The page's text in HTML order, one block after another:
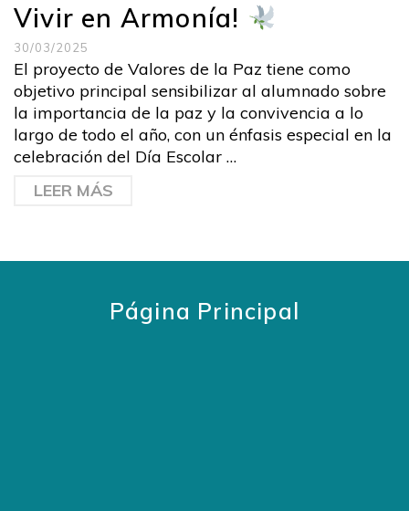
Vivir en Armonía!
30/03/2025
El proyecto de Valores de la Paz tiene como
objetivo principal sensibilizar al alumnado sobre
la importancia de la paz y la convivencia a lo
largo de todo el año, con un énfasis especial en la
celebración del Día Escolar …
LEER MÁS
Página Principal